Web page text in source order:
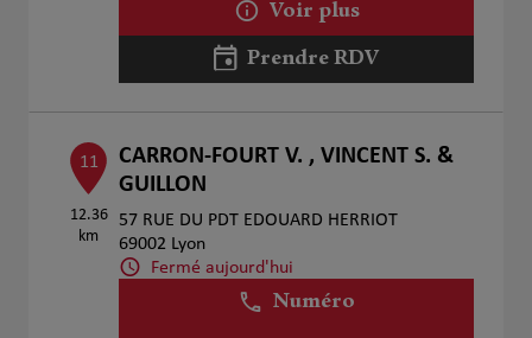
Voir plus
Prendre RDV
11
12.36
km
CARRON-FOURT V. , VINCENT S. &
GUILLON
57 RUE DU PDT EDOUARD HERRIOT
69002 Lyon
Fermé aujourd'hui
Numéro